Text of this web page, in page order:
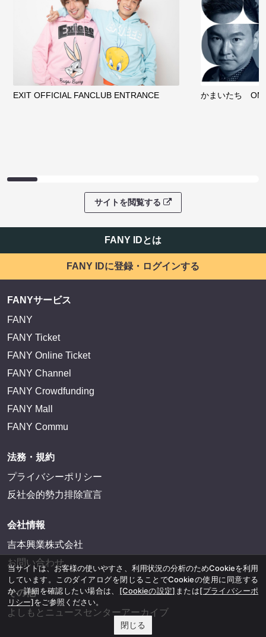
EXIT OFFICIAL FANCLUB ENTRANCE かまいたち
サイトを閲覧する
FANY IDとは
FANY IDに登録・ログインする
FANYサービス
FANY
FANY Ticket
FANY Online Ticket
FANY Channel
FANY Crowdfunding
FANY Mall
FANY Commu
法務・規約
プライバシーポリシー
反社会的勢力排除宣言
会社情報
吉本興業株式会社
お問い合わせ
その他
よしもとニュースセンターアーカイブ
当サイトは、お客様の使いやすさ、利用状況の分析のためCookieを利用
しています。このダイアログを閉じることでCookieの使用に同意する
か、詳細を確認したい場合は、 [Cookieの設定] または[プライバシーポ
リシー]をご参照ください。
閉じる